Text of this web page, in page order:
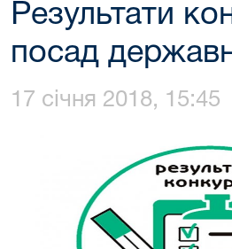
Результати
посад
17 січня 2018, 15:45